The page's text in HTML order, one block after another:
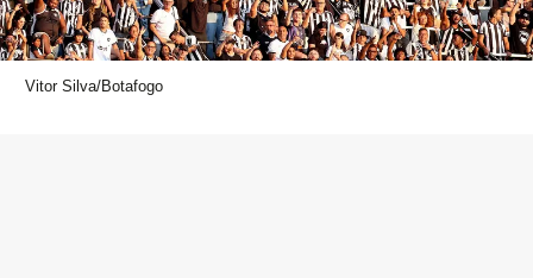
Vitor Silva/Botafogo